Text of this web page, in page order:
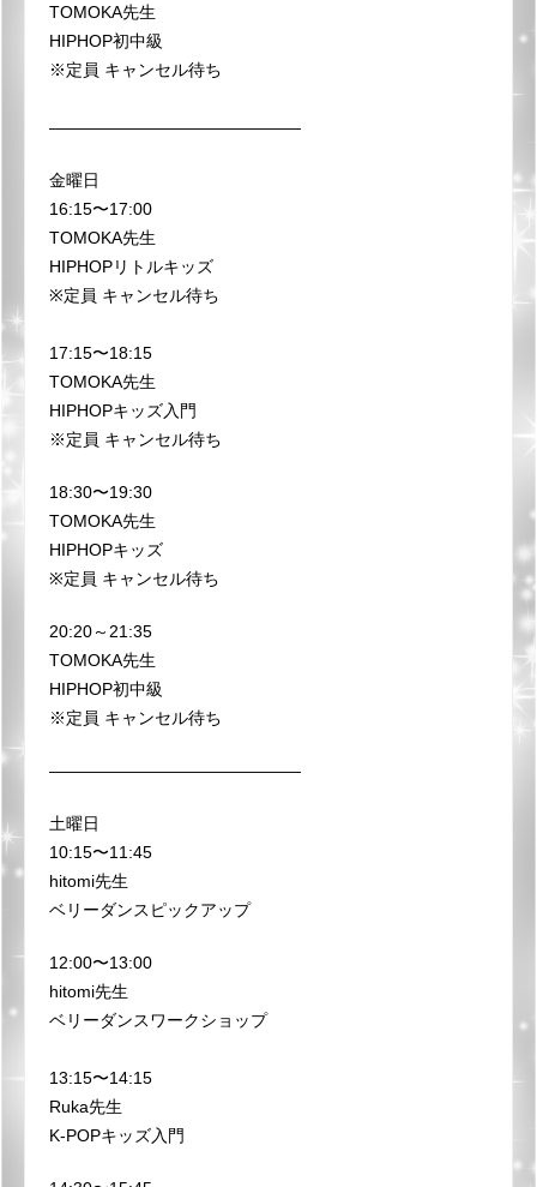
TOMOKA先生
HIPHOP初中級
※定員 キャンセル待ち
———————————————
金曜日
16:15〜17:00
TOMOKA先生
HIPHOPリトルキッズ
※定員 キャンセル待ち
17:15〜18:15
TOMOKA先生
HIPHOPキッズ入門
※定員 キャンセル待ち
18:30〜19:30
TOMOKA先生
HIPHOPキッズ
※定員 キャンセル待ち
20:20～21:35
TOMOKA先生
HIPHOP初中級
※定員 キャンセル待ち
———————————————
土曜日
10:15〜11:45
hitomi先生
ベリーダンスピックアップ
12:00〜13:00
hitomi先生
ベリーダンスワークショップ
13:15〜14:15
Ruka先生
K-POPキッズ入門